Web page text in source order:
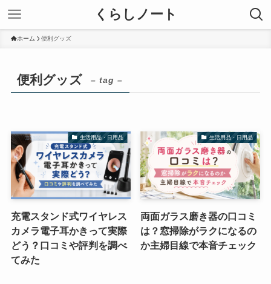
くらしノート
ホーム 便利グッズ
便利グッズ – tag –
生活用品・日用品
充電スタンド式ワイヤレス
カメラ電子耳かきって実際
どう？口コミや評判を調べ
てみた
生活用品・日用品
両面ガラス磨き器の口コミ
は？窓掃除がラクになるの
か主婦目線で本音チェック